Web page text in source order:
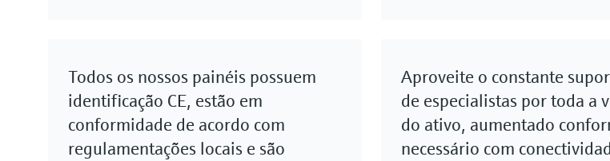
Todos os nossos painéis possuem
identificação CE, estão em
conformidade de acordo com
regulamentações locais e são
Aproveite o constante
de especialistas por toda a
do ativo, aumentado
necessário com